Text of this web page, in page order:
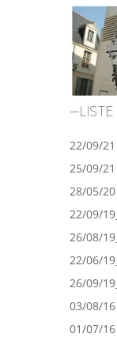
–LISTE
22/09/21
25/09/
28/05/
22/09/
26/08/
22/06/
26/09/
03/08/
01/07/